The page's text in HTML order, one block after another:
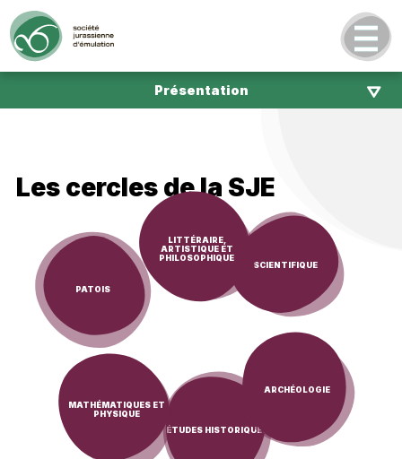
Présentation
Les cercles de la SJE
ÉTUDES HISTORIQUES
SCIENTIFIQUE
ARCHÉOLOGIE
LITTÉRAIRE,
ARTISTIQUE ET
PHILOSOPHIQUE
PATOIS
MATHÉMATIQUES ET
PHYSIQUE